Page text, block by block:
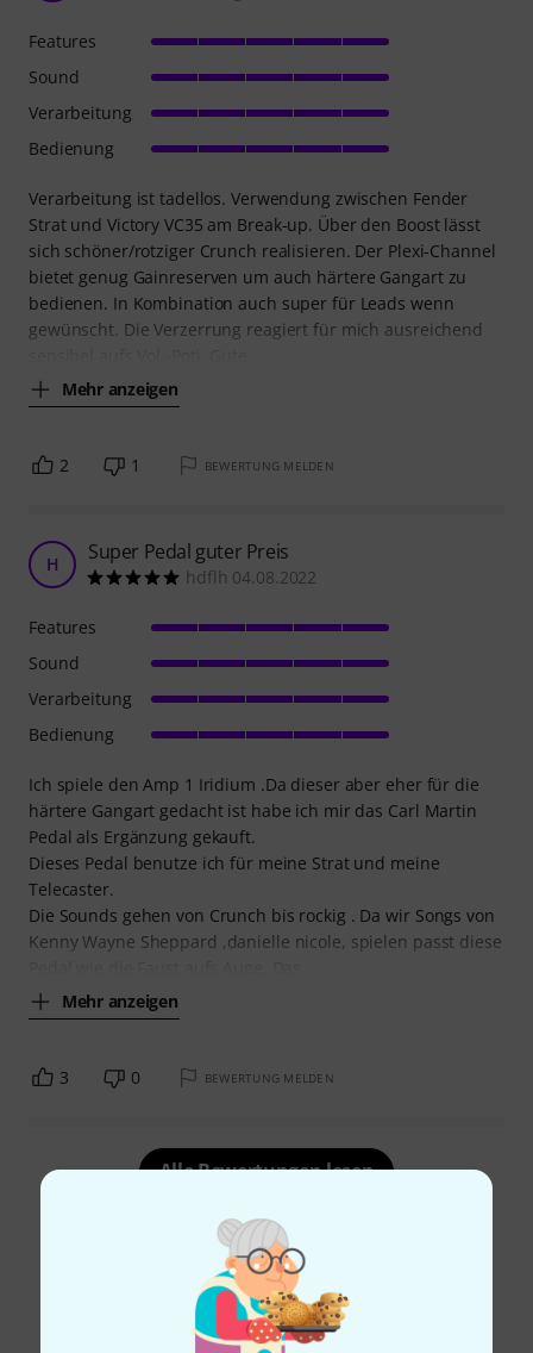
Verarbeitung ist tadellos. Verwendung zwischen Fender
Strat und Victory VC35 am Break-up. Über den Boost lässt
sich schöner/rotziger Crunch realisieren. Der Plexi-Channel
bietet genug Gainreserven um auch härtere Gangart zu
bedienen. In Kombination auch super für Leads wenn
gewünscht. Die Verzerrung reagiert für mich ausreichend
Mehr anzeigen
Features
Sound
Verarbeitung
Bedienung
2 1 BEWERTUNG MELDEN
H Super Pedal guter Preis
hdflh 04.08.2022
Ich spiele den Amp 1 Iridium .Da dieser aber eher für die
härtere Gangart gedacht ist habe ich mir das Carl Martin
Pedal als Ergänzung gekauft.
Dieses Pedal benutze ich für meine Strat und meine
Telecaster.
Die Sounds gehen von Crunch bis rockig . Da wir Songs von
Kenny Wayne Sheppard ,danielle nicole, spielen passt diese
Mehr anzeigen
Features
Sound
Verarbeitung
Bedienung
3 0 BEWERTUNG MELDEN
Alle Bewertungen lesen
Schon gewusst?
Videos Ratgeber